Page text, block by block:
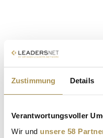
Zustimmung Details
Verantwortungsvoller
Wir und unsere 58